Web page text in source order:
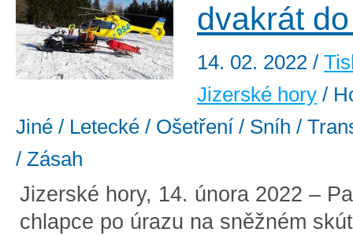
dvakrát
14. 02. 2022 /
Jizerské hory /
Jiné / Letecké / Ošetření / Sníh /
/ Zásah
Jizerské hory, 14. února 2022 –
chlapce po úrazu na sněžném